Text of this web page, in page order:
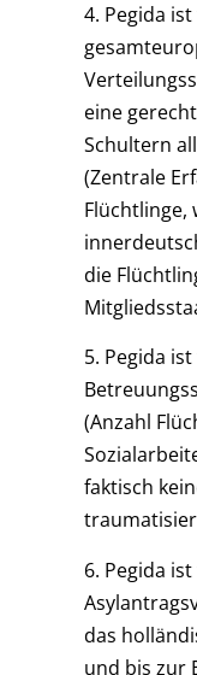
4. Pegida
eine
Schultern
(Zentrale
Flüchtlinge,
die
5. Pegida
(Anzahl
faktisch
6. Pegida
das
und bis zur